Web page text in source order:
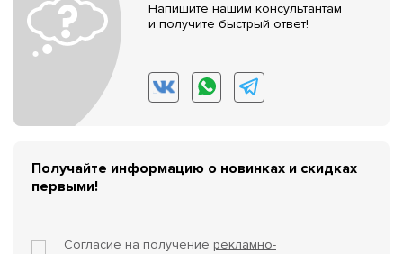
Напишите нашим консультантам
и получите быстрый ответ!
Получайте информацию о новинках и скидках
первыми!
Согласие на получение рекламно-